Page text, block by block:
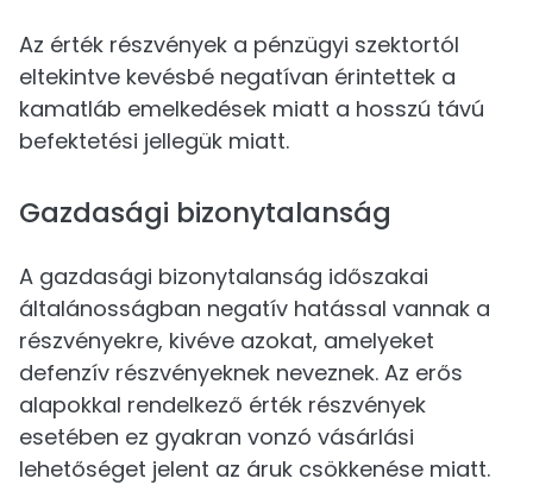
Az érték részvények a pénzügyi szektortól
eltekintve kevésbé negatívan érintettek a
kamatláb emelkedések miatt a hosszú távú
befektetési jellegük miatt.
Gazdasági bizonytalanság
A gazdasági bizonytalanság időszakai
általánosságban negatív hatással vannak a
részvényekre, kivéve azokat, amelyeket
defenzív részvényeknek neveznek. Az erős
alapokkal rendelkező érték részvények
esetében ez gyakran vonzó vásárlási
lehetőséget jelent az áruk csökkenése miatt.